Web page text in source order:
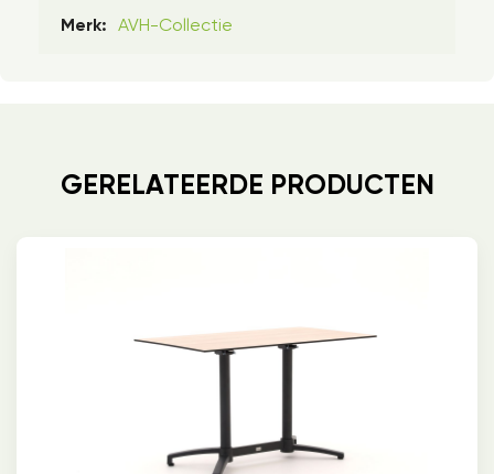
Merk: AVH-Collectie
GERELATEERDE PRODUCTEN